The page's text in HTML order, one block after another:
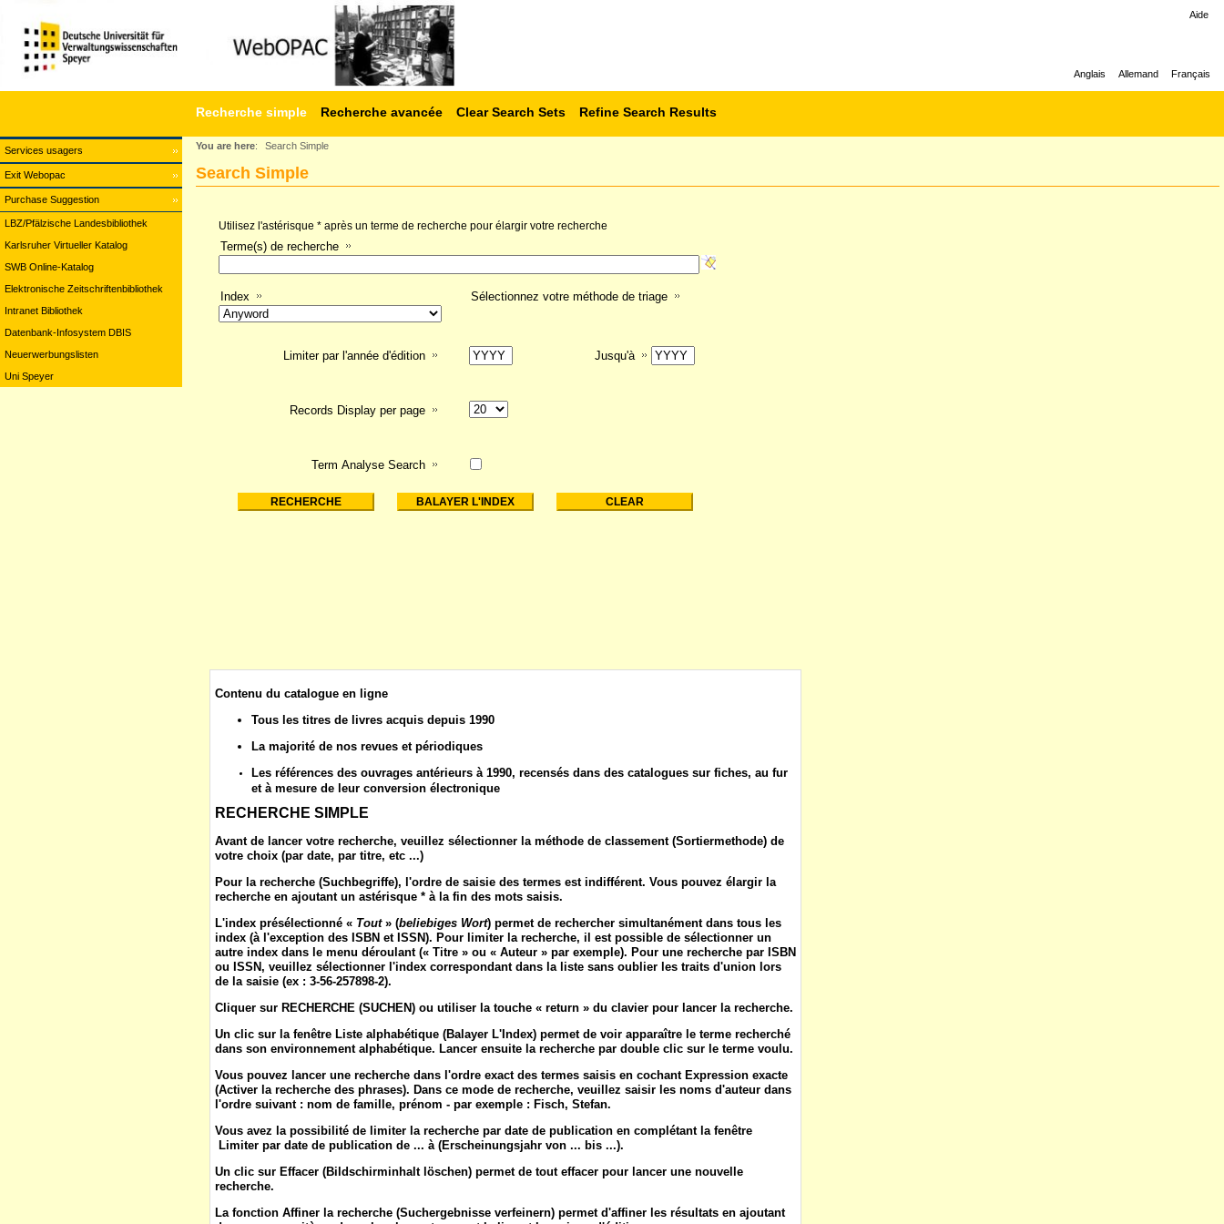
Services usagers
Exit Webopac
Purchase Suggestion
Recherche simple Recherche avancée Clear Search Sets Refine Search Results
Aide
Anglais Allemand Français
LBZ/Pfälzische Landesbibliothek
Karlsruher Virtueller Katalog
SWB Online-Katalog
Elektronische Zeitschriftenbibliothek
Intranet Bibliothek
Datenbank-Infosystem DBIS
Neuerwerbungslisten
Uni Speyer
You are here: Search Simple
Search Simple
Utilisez l'astérisque * après un terme de recherche pour élargir votre recherche
Terme(s) de recherche
Index Sélectionnez votre méthode de triage
Term Analyse Search
Limiter par l'année d'édition Jusqu'à
Records Display per page
Contenu du catalogue en ligne
Tous les titres de livres acquis depuis 1990
La majorité de nos revues et périodiques
Les références des ouvrages antérieurs à 1990, recensés dans des catalogues sur fiches, au fur
et à mesure de leur conversion électronique
RECHERCHE SIMPLE
Avant de lancer votre recherche, veuillez sélectionner la méthode de classement(Sortiermethode) de
votre choix (par date, par titre, etc ...)
Pour la recherche (Suchbegriffe), l'ordre de saisie des termes est indifférent. Vous pouvez élargir la
recherche en ajoutant un astérisque * à la fin des mots saisis.
L'index présélectionné « Tout» (beliebiges Wort) permet de rechercher simultanément dans tous les
index (à l'exception des ISBN et ISSN). Pour limiter la recherche, il est possible de sélectionner un
autre index dans le menu déroulant (« Titre » ou « Auteur » par exemple). Pour une recherche par ISBN
ou ISSN, veuillez sélectionner l'index correspondant dans la liste sans oublier les traits d'union lors
de la saisie (ex : 3-56-257898-2).
Cliquer sur RECHERCHE (SUCHEN) ou utiliser la touche « return » du clavier pour lancer la recherche.
Un clic sur la fenêtre Liste alphabétique (Balayer L'Index) permet de voir apparaître le terme recherché
dans son environnement alphabétique. Lancer ensuite la recherche par double clic sur le terme voulu.
Vous pouvez lancer une recherche dans l'ordre exact des termes saisis en cochant Expression exacte
(Activer la recherche des phrases). Dans ce mode de recherche, veuillez saisir les noms d'auteur dans
l'ordre suivant : nom de famille, prénom - par exemple : Fisch, Stefan.
Vous avez la possibilité de limiter la recherche par date de publication en complétant la fenêtre
Limiter par date de publication de ... à (Erscheinungsjahr von ... bis ...).
Un clic sur Effacer (Bildschirminhalt löschen) permet de tout effacer pour lancer une nouvelle
recherche.
La fonction Affiner la recherche (Suchergebnisse verfeinern) permet d'affiner les résultats en ajoutant